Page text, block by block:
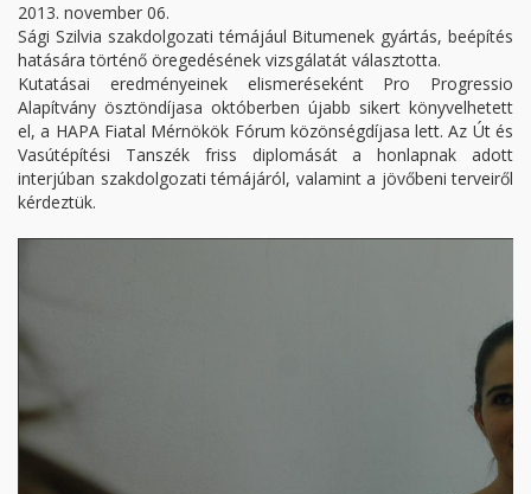
2013. november 06.
Sági Szilvia szakdolgozati témájául Bitumenek gyártás, beépítés
hatására történő öregedésének vizsgálatát választotta.
Kutatásai eredményeinek elismeréseként Pro Progressio
Alapítvány ösztöndíjasa októberben újabb sikert könyvelhetett
el, a HAPA Fiatal Mérnökök Fórum közönségdíjasa lett. Az Út és
Vasútépítési Tanszék friss diplomását a honlapnak adott
interjúban szakdolgozati témájáról, valamint a jövőbeni terveiről
kérdeztük.